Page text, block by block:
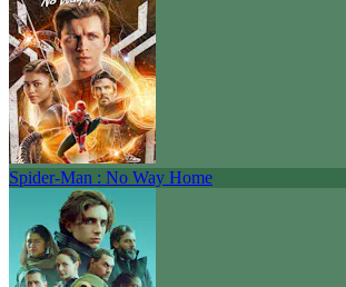
Spider-Man : No Way Home